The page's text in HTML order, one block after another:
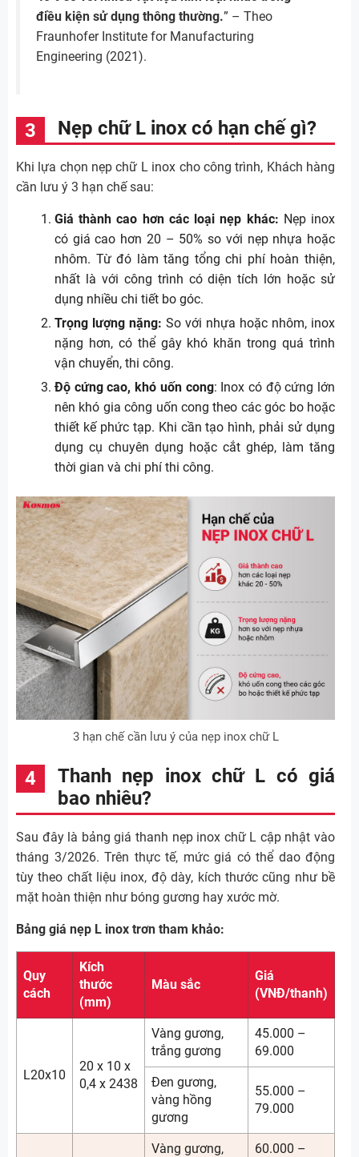
điều kiện sử dụng thông thường.” – Theo
Fraunhofer Institute for Manufacturing
Engineering (2021).
Nẹp chữ L inox có hạn chế gì?
Khi lựa chọn nẹp chữ L inox cho công trình, Khách hàng
cần lưu ý 3 hạn chế sau:
Giá thành cao hơn các loại nẹp khác: Nẹp inox
có giá cao hơn 20 – 50% so với nẹp nhựa hoặc
nhôm. Từ đó làm tăng tổng chi phí hoàn thiện,
nhất là với công trình có diện tích lớn hoặc sử
dụng nhiều chi tiết bo góc.
Trọng lượng nặng: So với nhựa hoặc nhôm, inox
nặng hơn, có thể gây khó khăn trong quá trình
vận chuyển, thi công.
Độ cứng cao, khó uốn cong: Inox có độ cứng lớn
nên khó gia công uốn cong theo các góc bo hoặc
thiết kế phức tạp. Khi cần tạo hình, phải sử dụng
dụng cụ chuyên dụng hoặc cắt ghép, làm tăng
thời gian và chi phí thi công.
3 hạn chế cần lưu ý của nẹp inox chữ L
Thanh nẹp inox chữ L có giá
bao nhiêu?
Sau đây là bảng giá thanh nẹp inox chữ L cập nhật vào
tháng 3/2026. Trên thực tế, mức giá có thể dao động
tùy theo chất liệu inox, độ dày, kích thước cũng như bề
mặt hoàn thiện như bóng gương hay xước mờ.
Bảng giá nẹp L inox trơn tham khảo:
Quy
cách
Kích
thước
(mm)
Màu sắc
Giá
(VNĐ/thanh)
L20x10
20 x 10 x
0,4 x 2438
Vàng gương,
trắng gương
45.000 –
69.000
Đen gương,
vàng hồng
gương
55.000 –
79.000
Vàng gương,
60.000 –